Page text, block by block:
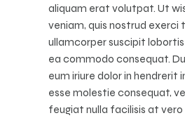
aliquam erat volutpat. Ut
veniam, quis nostrud exerci
ullamcorper suscipit
ea commodo consequat.
eum iriure dolor in hendrerit
esse molestie consequat,
feugiat nulla facilisis at